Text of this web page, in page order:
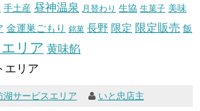
手土産 昼神温泉 月替わり 生協 生菓子 美味
金運巣ごもり 銘菓 長野 限定 限定販売 飯
リア 黄味餡
エリア
湖サービスエリア いと忠店主